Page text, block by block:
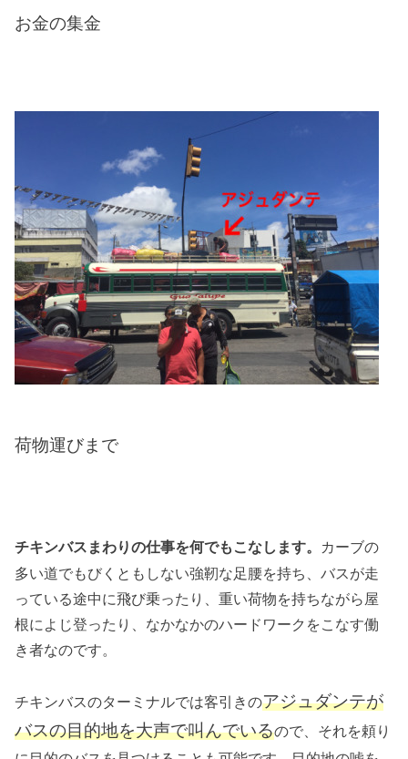
お金の集金
荷物運びまで
チキンバスまわりの仕事を何でもこなします。 カーブの
多い道でもびくともしない強靭な足腰を持ち、バスが走
っている途中に飛び乗ったり、重い荷物を持ちながら屋
根によじ登ったり、なかなかのハードワークをこなす働
き者なのです。
チキンバスのターミナルでは客引きのアジュダンテが
バスの目的地を大声で叫んでいるので、それを頼り